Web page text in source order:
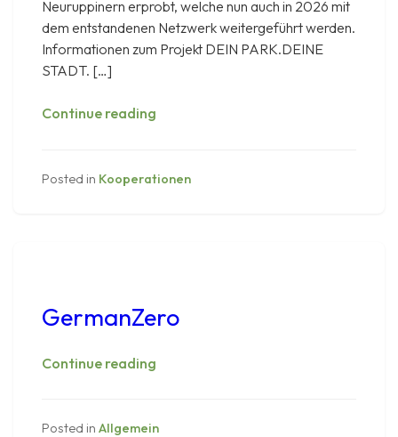
Neuruppinern erprobt, welche nun auch in 2026 mit
dem entstandenen Netzwerk weitergeführt werden.
Informationen zum Projekt DEIN PARK.DEINE
STADT. […]
Continue reading
Posted in Kooperationen
GermanZero
Continue reading
Posted in Allgemein